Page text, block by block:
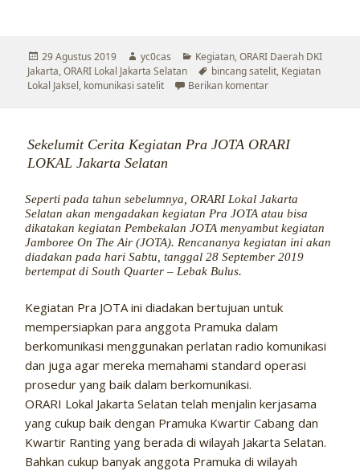
Diposkan
pada
29 Agustus 2019 Penulis
yc0cas Kategori
Kegiatan,ORARI Daerah DKI
Jakarta,ORARI Lokal Jakarta Selatan Tag
bincang satelit, Kegiatan
Lokal Jaksel, komunikasi satelit Berikan komentaruntuk Bincang-
Sekelumit Cerita Kegiatan Pra JOTA ORARI
LOKAL Jakarta Selatan
Seperti pada tahun sebelumnya, ORARI Lokal Jakarta
Selatan akan mengadakan kegiatan Pra JOTA atau bisa
dikatakan kegiatan Pembekalan JOTA menyambut kegiatan
Jamboree On The Air (JOTA). Rencananya kegiatan ini akan
diadakan pada hari Sabtu, tanggal 28 September 2019
bertempat di South Quarter – Lebak Bulus.
Kegiatan Pra JOTA ini diadakan bertujuan untuk
mempersiapkan para anggota Pramuka dalam
berkomunikasi menggunakan perlatan radio komunikasi
dan juga agar mereka memahami standard operasi
prosedur yang baik dalam berkomunikasi.
ORARI Lokal Jakarta Selatan telah menjalin kerjasama
yang cukup baik dengan Pramuka Kwartir Cabang dan
Kwartir Ranting yang berada di wilayah Jakarta Selatan.
Bahkan cukup banyak anggota Pramuka di wilayah